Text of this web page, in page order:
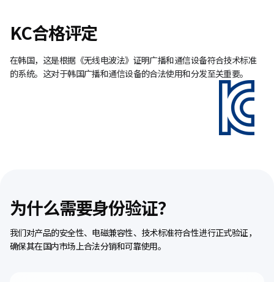
KC合格评定
在韩国，这是根据《无线电波法》证明广播和通信设备符合技术标准
的系统。 这对于韩国广播和通信设备的合法使用和分发至关重要。
为什么需要身份验证？
我们对产品的安全性、电磁兼容性、技术标准符合性进行正式验证，
确保其在国内市场上合法分销和可靠使用。